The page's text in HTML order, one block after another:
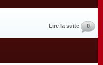
Lire la suite 0